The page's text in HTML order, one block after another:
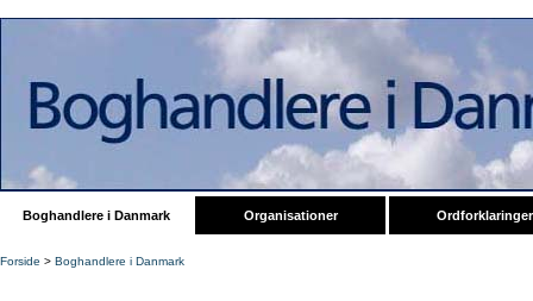
Boghandlere i Danmark Organisationer Ordforklaringer
Forside > Boghandlere i Danmark